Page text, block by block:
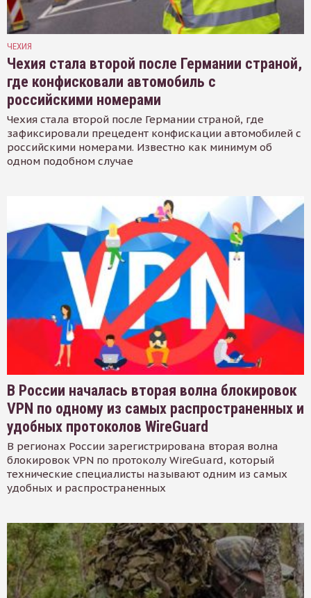
ЧЕХИЯ
Чехия стала второй после Германии страной,
где конфисковали автомобиль с
российскими номерами
Чехия стала второй после Германии страной, где
зафиксировали прецедент конфискации автомобилей с
российскими номерами. Известно как минимум об
одном подобном случае
В России началась вторая волна блокировок
VPN по одному из самых распространенных и
удобных протоколов WireGuard
В регионах России зарегистрирована вторая волна
блокировок VPN по протоколу WireGuard, который
технические специалисты называют одним из самых
удобных и распространенных